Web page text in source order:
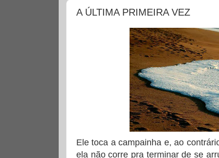
A ÚLTIMA PRIMEIRA VEZ
Ele toca a campainha e, ao
ela não corre pra terminar de se